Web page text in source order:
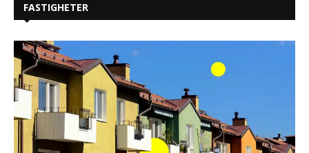
FASTIGHETER